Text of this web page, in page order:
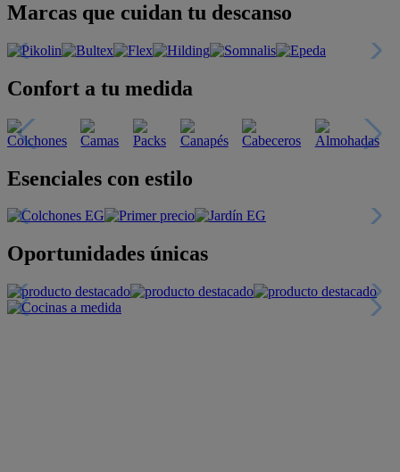
Marcas que cuidan tu descanso
Confort a tu medida
Esenciales con estilo
Oportunidades únicas